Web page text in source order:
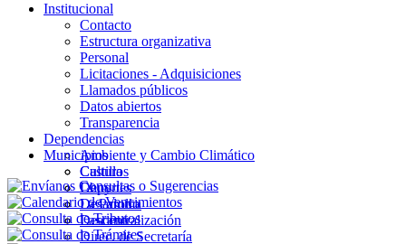
Institucional
Contacto
Estructura organizativa
Personal
Licitaciones - Adquisiciones
Llamados públicos
Datos abiertos
Transparencia
Dependencias
Ambiente y Cambio Climático
Cultura
Deportes
Desarrollo
Descentralización
Direc. de Secretaría
Municipios
Castillos
Chuy
La Paloma
Lascano